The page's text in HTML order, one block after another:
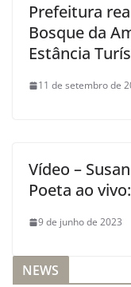
Prefeitura
Bosque da
Estância
11 de setembro de
Vídeo –
Poeta ao
9 de junho de 2023
NEWS